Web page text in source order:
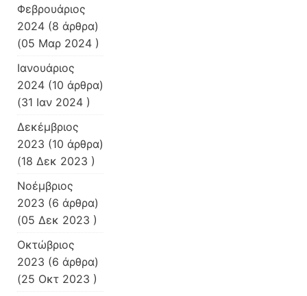
Φεβρουάριος
2024 (8 άρθρα)
(05 Μαρ 2024 )
Ιανουάριος
2024 (10 άρθρα)
(31 Ιαν 2024 )
Δεκέμβριος
2023 (10 άρθρα)
(18 Δεκ 2023 )
Νοέμβριος
2023 (6 άρθρα)
(05 Δεκ 2023 )
Οκτώβριος
2023 (6 άρθρα)
(25 Οκτ 2023 )